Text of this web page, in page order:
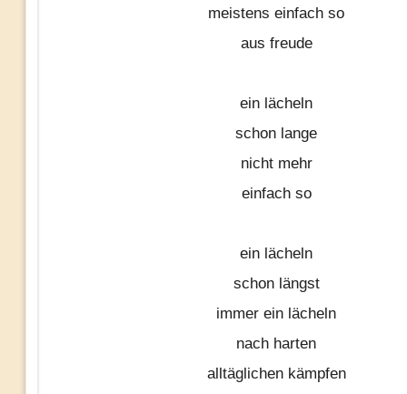
meistens einfach so
aus freude
ein lächeln
schon lange
nicht mehr
einfach so
ein lächeln
schon längst
immer ein lächeln
nach harten
alltäglichen kämpfen